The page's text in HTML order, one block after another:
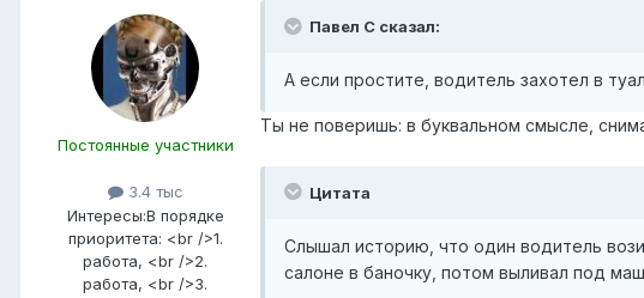
Постоянные участники
3.4 тыс
Интересы:В порядке
приоритета: <br />1.
работа, <br />2.
работа, <br />3.
Павел С сказал:
А если простите, водитель захотел в
Ты не поверишь: в буквальном смысле,
Цитата
Слышал историю, что один водитель
салоне в баночку, потом выливал под